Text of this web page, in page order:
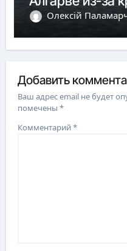
Олексій
Добавить
Ваш адрес email не будет
помечены*
Комментарий*